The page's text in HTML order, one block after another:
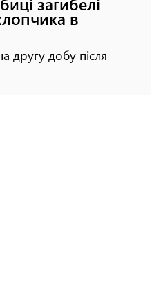
в
другу добу після